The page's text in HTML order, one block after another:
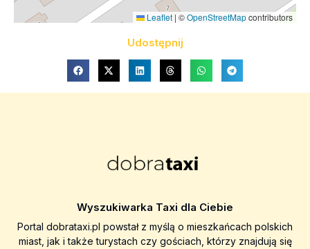
Leaflet | ©OpenStreetMapcontributors
Udostępnij
Wyszukiwarka Taxi dla Ciebie
Portal dobrataxi.pl powstał z myślą o mieszkańcach polskich
miast, jak i także turystach czy gościach, którzy znajdują się